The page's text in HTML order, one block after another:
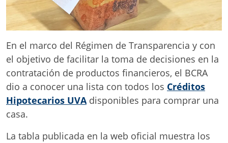
En el marco del Régimen de Transparencia y con
el objetivo de facilitar la toma de decisiones en la
contratación de productos financieros, el BCRA
dio a conocer una lista con todos los Créditos
Hipotecarios UVAdisponibles para comprar una
casa.
La tabla publicada en la web oficial muestra los